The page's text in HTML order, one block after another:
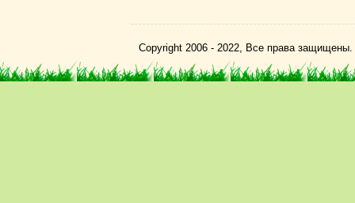
Copyright 2006 - 2022, Все права защищены.